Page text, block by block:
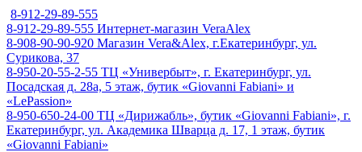
8-912-29-89-555
8-912-29-89-555 Интернет-магазин VeraAlex
8-908-90-90-920 Магазин Vera&Alex, г.Екатеринбург, ул.
Сурикова, 37
8-950-20-55-2-55 ТЦ «Универбыт», г. Екатеринбург, ул.
Посадская д. 28а, 5 этаж, бутик «Giovanni Fabiani» и
«LePassion»
8-950-650-24-00 ТЦ «Дирижабль», бутик «Giovanni Fabiani», г.
Екатеринбург, ул. Академика Шварца д. 17, 1 этаж, бутик
«Giovanni Fabiani»